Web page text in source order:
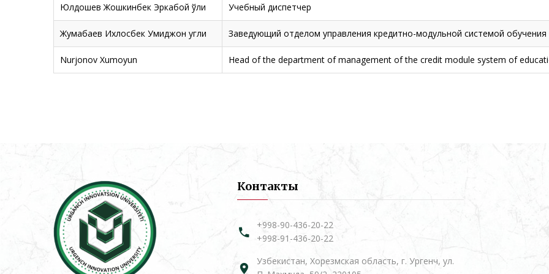
Юлдошев Жошкинбек Эркабой ўғли Учебный диспетчер
Жумабаев Ихлосбек Умиджон угли Заведующий отделом управления кредитно-модульной системой обучения
Nurjonov Xumoyun Head of the department of management of the credit module system of
Контакты
+998-90-436-20-22
+998-91-436-20-22
Узбекистан, Хорезмская область, г. Ургенч, ул.